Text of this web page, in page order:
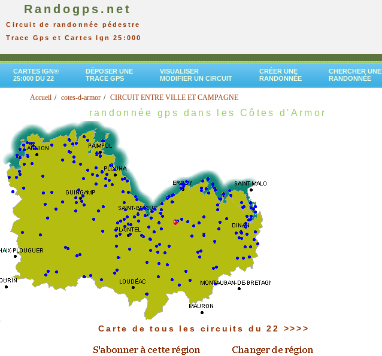
Randogps.net
Circuit de randonnée pédestre
Trace Gps et Cartes Ign 25:000
CARTES IGN®
25:000 DU 22
DÉPOSER UNE
TRACE GPS
VISUALISER
MODIFIER UN CIRCUIT
CRÉER UNE
RANDONNÉE
CHERCHER UNE
RANDONNÉE
Accueil cotes-d-armor CIRCUIT ENTRE VILLE ET CAMPAGNE
randonnée gps dans les Côtes d'Armor
Carte de tous les circuits du 22 >>>>